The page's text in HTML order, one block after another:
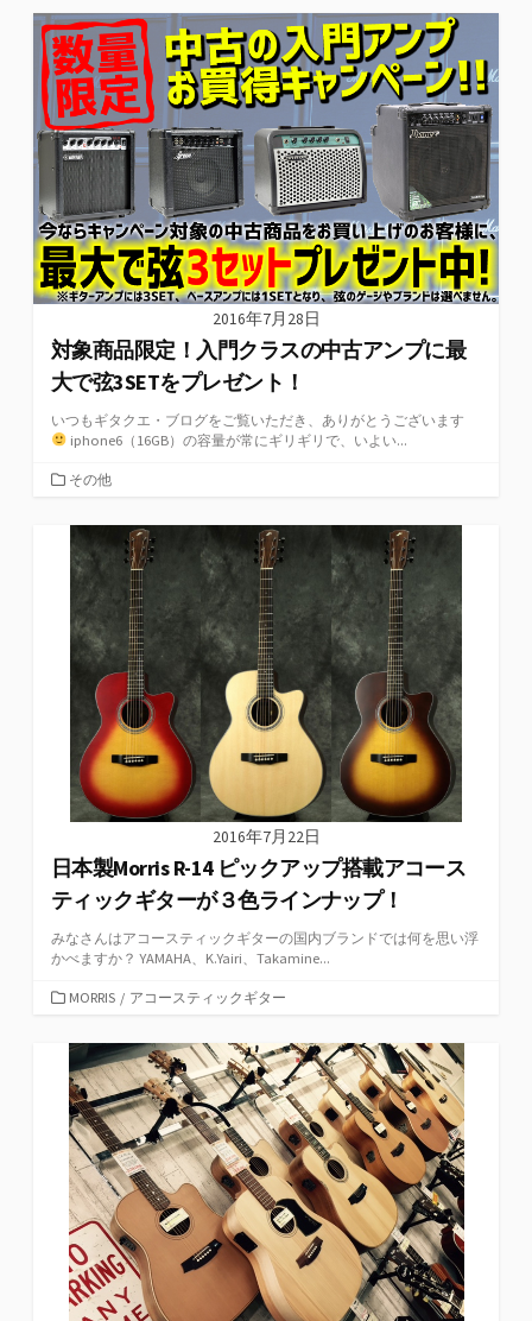
ゴ
リ
ー
2016年7月28日
対象商品限定！入門クラスの中古アンプに最
大で弦3SETをプレゼント！
いつもギタクエ・ブログをご覧いただき、ありがとうございます
iphone6（16GB）の容量が常にギリギリで、いよい...
カ
ゴ
リ
ー
その他
2016年7月22日
日本製Morris R-14 ピックアップ搭載アコース
ティックギターが３色ラインナップ！
みなさんはアコースティックギターの国内ブランドでは何を思い浮
かべますか？ YAMAHA、K.Yairi、Takamine...
カ
ゴ
ー
MORRIS / アコースティックギター